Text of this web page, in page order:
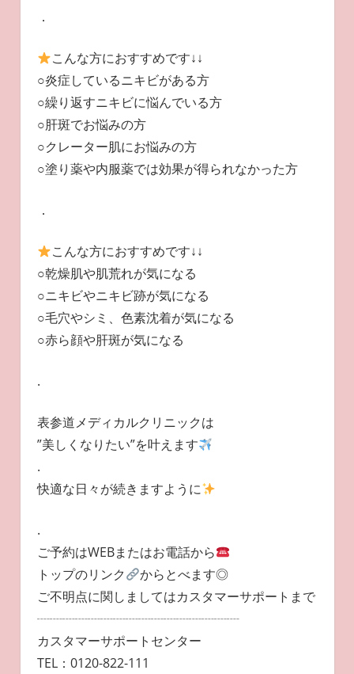
．
こんな方におすすめです↓↓
○炎症しているニキビがある方
○繰り返すニキビに悩んでいる方
○肝斑でお悩みの方
○クレーター肌にお悩みの方
○塗り薬や内服薬では効果が得られなかった方
．
こんな方におすすめです↓↓
○乾燥肌や肌荒れが気になる
○ニキビやニキビ跡が気になる
○毛穴やシミ、色素沈着が気になる
○赤ら顔や肝斑が気になる
.
表参道メディカルクリニックは
”美しくなりたい”を叶えます
.
快適な日々が続きますように
.
ご予約はWEBまたはお電話から
トップのリンク
からとべます◎
ご不明点に関しましてはカスタマーサポートまで
┈┈┈┈┈┈┈┈┈┈┈┈┈┈┈┈
カスタマーサポートセンター
TEL：0120-822-111